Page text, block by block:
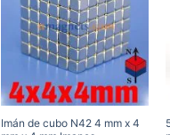
Imán de cubo N42 4 mm x 4